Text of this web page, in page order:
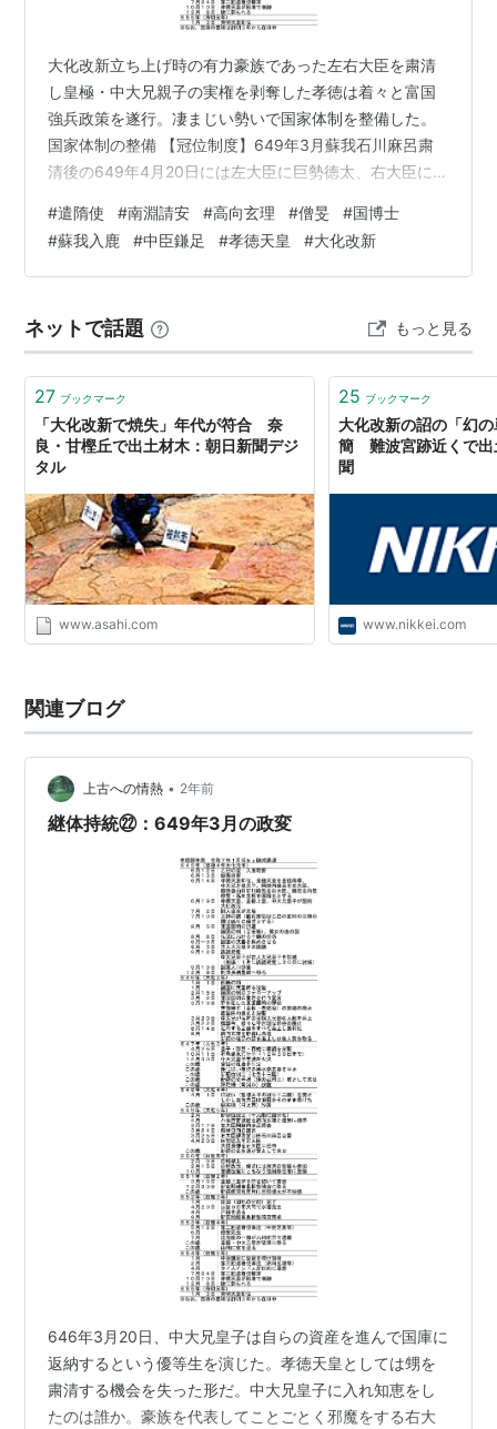
大化改新立ち上げ時の有力豪族であった左右大臣を粛清
し皇極・中大兄親子の実権を剥奪した孝徳は着々と富国
強兵政策を遂行。凄まじい勢いで国家体制を整備した。
国家体制の整備 【冠位制度】649年3月蘇我石川麻呂粛
清後の649年4月20日には左大臣に巨勢徳太、右大臣には
い、巨勢徳太・大伴長徳は新冠位制度に組み入れられ、
孝徳天皇に忠誠を誓っていたと思われる。 【改元】650
年に大化から白雉に改元したが、649年3月の粛清劇から
博士の高向玄理と僧旻の主導のもと649年2月には八省が
設置されるなど行政組織も整…
#遣隋使 #南淵請安 #高向玄理 #僧旻 #国博士
#蘇我入鹿 #中臣鎌足 #孝徳天皇 #大化改新
ネットで話題 もっと見る
27 ブックマーク
「大化改新で焼失」年代が符合 奈
良・甘樫丘で出土材木：朝日新聞デジ
タル
www.asahi.com
25 ブックマーク
大化改新の詔の「幻
簡 難波宮跡近くで出
聞
www.nikkei.com
関連ブログ
上古への情熱 • 2年前
継体持統㉒：649年3月の政変
646年3月20日、中大兄皇子は自らの資産を進んで国庫に
返納するという優等生を演じた。孝徳天皇としては甥を
粛清する機会を失った形だ。中大兄皇子に入れ知恵をし
たのは誰か。豪族を代表してことごとく邪魔をする右大